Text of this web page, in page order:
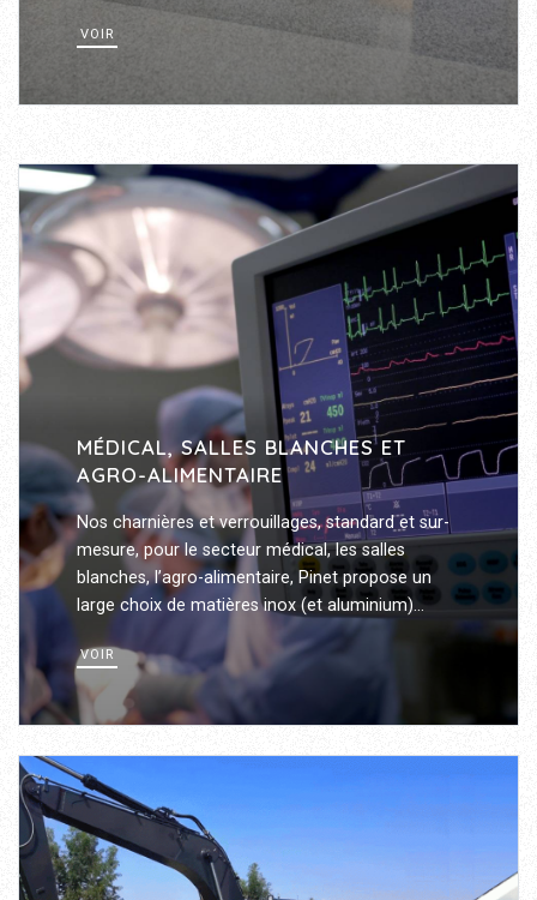
VOIR
MÉDICAL, SALLES BLANCHES ET
AGRO-ALIMENTAIRE
Nos charnières et verrouillages, standard et sur-
mesure, pour le secteur médical, les salles
blanches, l’agro-alimentaire, Pinet propose un
large choix de matières inox (et aluminium)
VOIR